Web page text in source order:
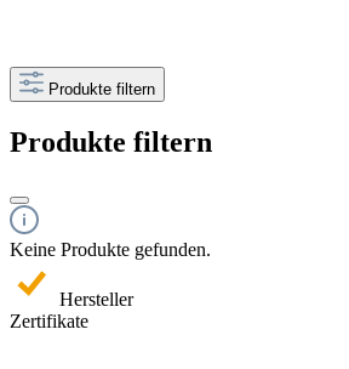
Produkte filtern
Produkte filtern
Keine Produkte gefunden.
Hersteller
Zertifikate